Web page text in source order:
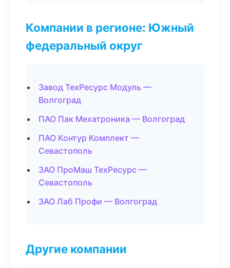
Компании в регионе: Южный
федеральный округ
Завод ТехРесурс Модуль —
Волгоград
ПАО Пак Мехатроника — Волгоград
ПАО Контур Комплект —
Севастополь
ЗАО ПроМаш ТехРесурс —
Севастополь
ЗАО Лаб Профи — Волгоград
Другие компании